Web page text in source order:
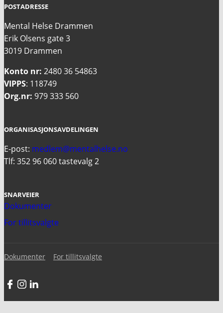
POSTADRESSE
Mental Helse Drammen
Erik Olsens gate 3
3019 Drammen
Konto nr: 2480 36 54863
VIPPS: 118749
Org.nr: 979 333 560
ORGANISASJONSAVDELINGEN
E-post: medlem@mentalhelse.no
Tlf: 352 96 060 tastevalg 2
SNARVEIER
Dokumenter
For tillitsvalgte
Dokumenter For tillitsvalgte